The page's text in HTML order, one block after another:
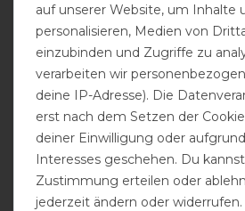
erfüllt seinen Zweck
24.07.2023
zum Glück können Verschleissteile
26.03.2023
Kaufe ich mittlerweile zu jeder
die besten.
auf unserer Website, um Inhalte
personalisieren, Medien von
einzubinden und Zugriffe zu
verarbeiten wir
deine IP-Adresse). Die
erst nach dem Setzen der
deiner Einwilligung oder
Interesses geschehen. Du
Zustimmung erteilen oder
jederzeit ändern oder